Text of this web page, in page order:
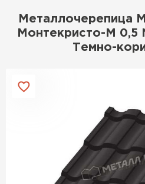
Металлочерепица
Монтекристо-M 0,5
Темно-
Перейти в каталог